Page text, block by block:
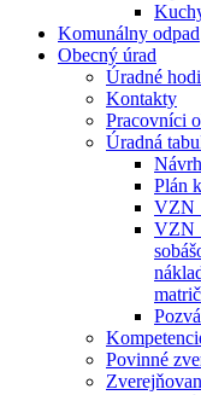
Komunálny odpad
Obecný úrad
Úradné
Kontakty
Pracovníci
Úradná
Plán
VZN
Povinné